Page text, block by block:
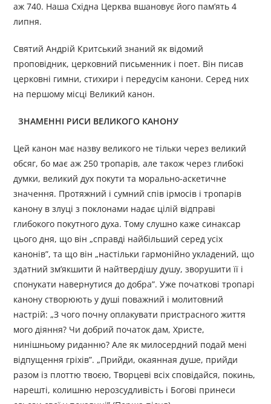
аж 740. Наша Східна Церква вшановує його пам’ять 4
липня.
Святий Андрій Критський знаний як відомий
проповідник, церковний письменник і поет. Він писав
церковні гимни, стихири і передусім канони. Серед них
на першому місці Великий канон.
ЗНАМЕННІ РИСИ ВЕЛИКОГО КАНОНУ
Цей канон має назву великого не тільки через великий
обсяг, бо має аж 250 тропарів, але також через глибокі
думки, великий дух покути та морально-аскетичне
значення. Протяжний і сумний спів ірмосів і тропарів
канону в злуці з поклонами надає цілій відправі
глибокого покутного духа. Тому слушно каже синаксар
цього дня, що він „справді найбільший серед усіх
канонів”, та що він „настільки гармонійно укладений, що
здатний зм’якшити й найтвердішу душу, зворушити її і
спонукати навернутися до добра”. Уже початкові тропарі
канону створюють у душі поважний і молитовний
настрій: „З чого почну оплакувати пристрасного життя
мого діяння? Чи добрий початок дам, Христе,
нинішньому риданню? Але як милосердний подай мені
відпущення гріхів”. „Прийди, окаянная душе, прийди
разом із плоттю твоєю, Творцеві всіх сповідайся, покинь,
нарешті, колишню нерозсудливість і Богові принеси